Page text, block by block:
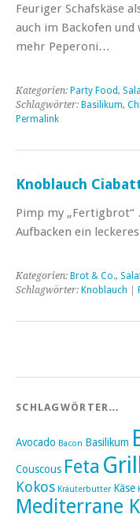
Feuriger Schafskäse
auch im Backofen
mehr Peperoni…
Kategorien: Party Food,
Schlagwörter: Basilikum,
Permalink
Knoblauch
Pimp my „Fertigbrot“
Aufbacken ein
Kategorien: Brot & Co.,
Schlagwörter: Knoblauch
SCHLAGWÖRTER…
Avocado Bacon Basilikum
Couscous Feta
Kokos Kräuterbutter Käse
Mediterrane